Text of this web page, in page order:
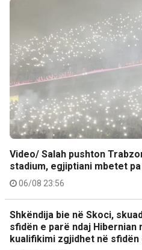
Video/ Salah pushton
stadium, egjiptiani mbetet
06/08 23:56
Shkëndija bie në Skoci,
sfidën e parë ndaj
kualifikimi zgjidhet në